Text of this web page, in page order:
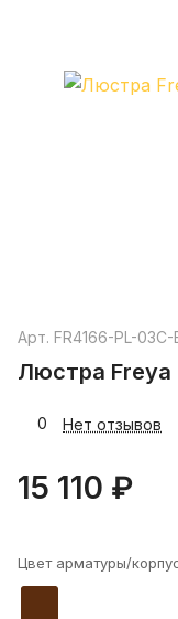
Арт. FR4166-PL-03C-
Люстра Freya
0 Нет отзывов
15 110 ₽
Цвет арматуры/